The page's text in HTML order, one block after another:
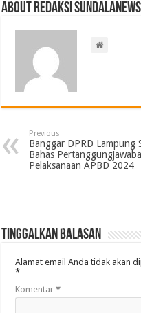
About Redaksi Sundalanews
Previous
Banggar DPRD Lampung
Bahas
Pelaksanaan APBD 2024
Tinggalkan Balasan
Alamat email Anda tidak akan
*
Komentar*